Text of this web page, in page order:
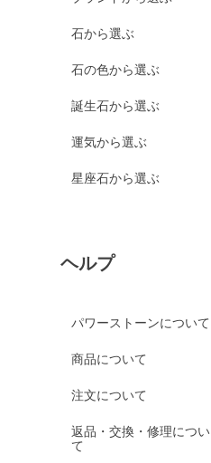
石から選ぶ
石の色から選ぶ
誕生石から選ぶ
運気から選ぶ
星座石から選ぶ
ヘルプ
パワーストーンについて
商品について
注文について
返品・交換・修理につい
て